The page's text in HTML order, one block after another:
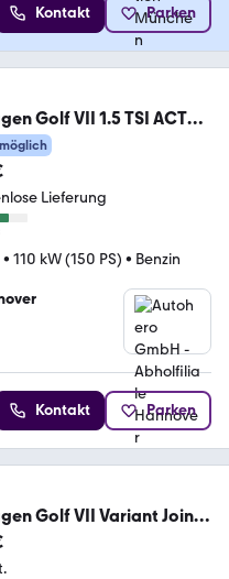
Kontakt Parken
Golf VII 1.5 TSI ACT
BMT*NAVI*ACC*PLA*
Lieferung
• 110 kW (150 PS) • Benzin
Kontakt Parken
Golf VII Variant Join